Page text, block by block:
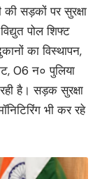
सड़कों पर सुरक्षा
पोल शिफ्ट
का विस्थापन,
06 न० पुलिया
है। सड़क सुरक्षा
भी कर रहे